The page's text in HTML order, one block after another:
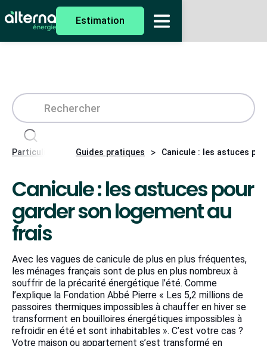
Estimation
Particuliers Guides pratiques > Canicule : les astuces
Canicule : les astuces pour
garder son logement au
frais
Avec les vagues de canicule de plus en plus fréquentes,
les ménages français sont de plus en plus nombreux à
souffrir de la précarité énergétique l’été. Comme
l’explique la Fondation Abbé Pierre « Les 5,2 millions de
passoires thermiques impossibles à chauffer en hiver se
transforment en bouilloires énergétiques impossibles à
refroidir en été et sont inhabitables ». C’est votre cas ?
Votre maison ou appartement s’est transformé en